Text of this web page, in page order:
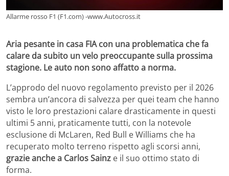
Allarme rosso F1 (F1.com) -www.Autocross.it
Aria pesante in casa FIA con una problematica che fa
calare da subito un velo preoccupante sulla prossima
stagione. Le auto non sono affatto a norma.
L’approdo del nuovo regolamento previsto per il 2026
sembra un’ancora di salvezza per quei team che hanno
visto le loro prestazioni calare drasticamente in questi
ultimi 5 anni, praticamente tutti, con la notevole
esclusione di McLaren, Red Bull e Williams che ha
recuperato molto terreno rispetto agli scorsi anni,
grazie anche a Carlos Sainz e il suo ottimo stato di
forma.